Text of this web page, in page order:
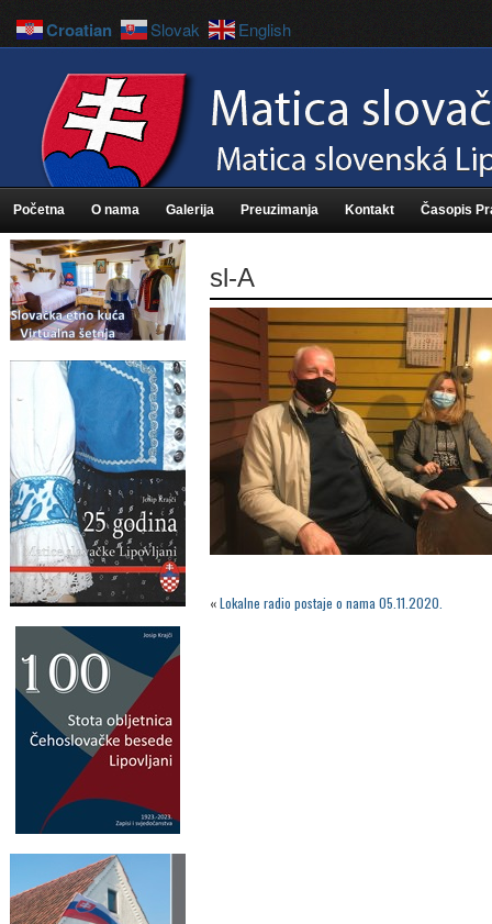
Početna O nama Galerija Preuzimanja Kontakt Časopis
sl-A
«Lokalne radio postaje o nama 05.11.2020.
Croatian Slovak English